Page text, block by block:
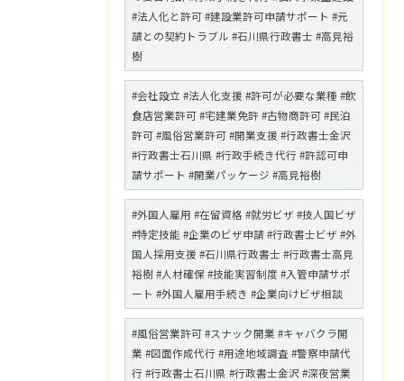
#法人化と許可 #建設業許可申請サポート #元
請との契約トラブル #石川県行政書士 #高見裕
樹
#会社設立 #法人化支援 #許可が必要な業種 #飲
食店営業許可 #宅建業免許 #古物商許可 #民泊
許可 #風俗営業許可 #開業支援 #行政書士金沢
#行政書士石川県 #行政手続き代行 #許認可申
請サポート #開業パッケージ #高見裕樹
#外国人雇用 #在留資格 #就労ビザ #技人国ビザ
#特定技能 #企業のビザ申請 #行政書士ビザ #外
国人採用支援 #石川県行政書士 #行政書士高見
裕樹 #人材確保 #技能実習制度 #入管申請サポ
ート #外国人雇用手続き #企業向けビザ相談
#風俗営業許可 #スナック開業 #キャバクラ開
業 #図面作成代行 #用途地域調査 #警察申請代
行 #行政書士石川県 #行政書士金沢 #深夜営業